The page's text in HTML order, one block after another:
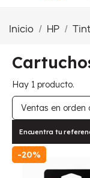
Inicio HP
Hay 1 producto.
Encuentra tu
-20%